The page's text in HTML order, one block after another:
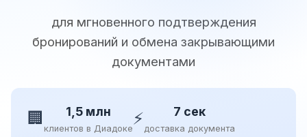
для мгновенного подтверждения
бронирований и обмена закрывающими
документами
🏢 1,5 млн
клиентов в Диадоке⚡ 7 сек
доставка документа